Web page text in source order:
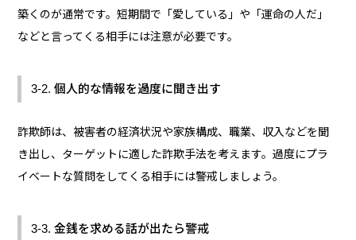
築くのが通常です。短期間で「愛している」や「運命の人だ」
などと言ってくる相手には注意が必要です。
3-2. 個人的な情報を過度に聞き出す
詐欺師は、被害者の経済状況や家族構成、職業、収入などを聞
き出し、ターゲットに適した詐欺手法を考えます。過度にプラ
イベートな質問をしてくる相手には警戒しましょう。
3-3. 金銭を求める話が出たら警戒